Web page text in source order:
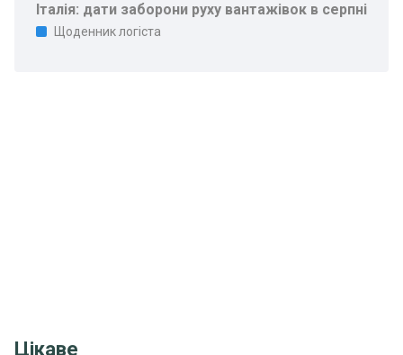
Італія: дати заборони руху вантажівок в серпні
Щоденник логіста
Цікаве